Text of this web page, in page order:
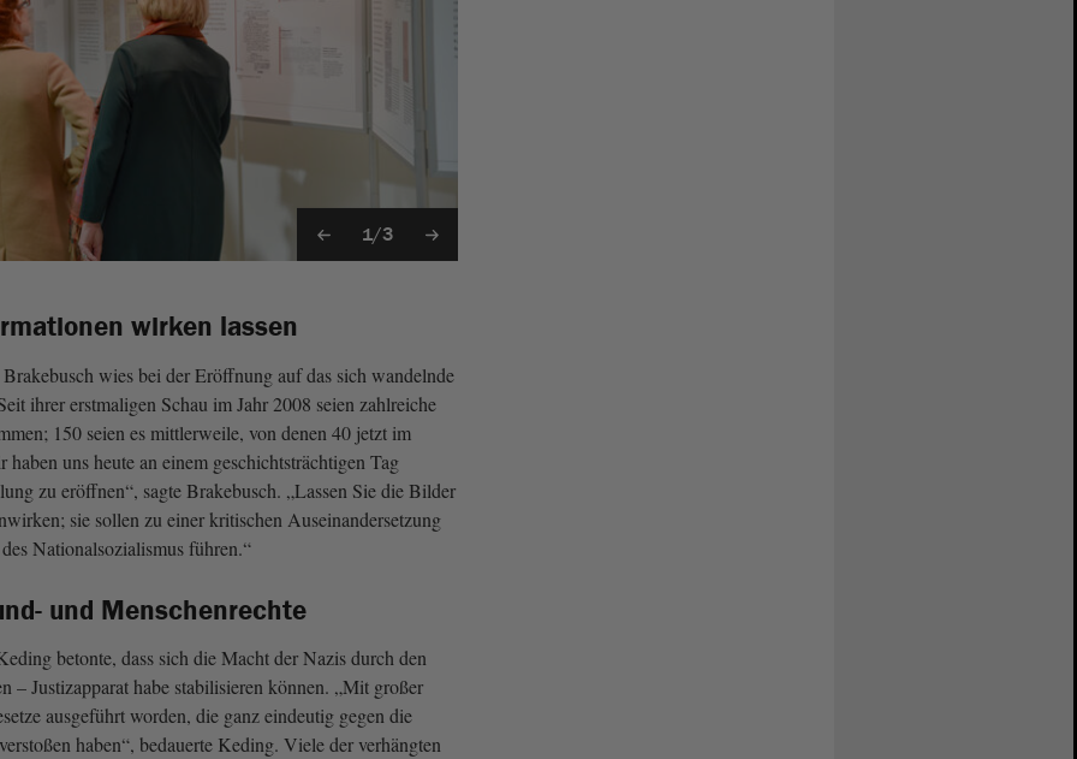
1/3
wirken lassen
wies bei der Eröffnung auf das sich wandelnde
ihrer erstmaligen Schau im Jahr 2008 seien zahlreiche
150 seien es mittlerweile, von denen 40 jetzt im
haben uns heute an einem geschichtsträchtigen Tag
zu eröffnen“, sagte Brakebusch. „Lassen Sie die Bilder
sie sollen zu einer kritischen Auseinandersetzung
Nationalsozialismus führen.“
und Menschenrechte
betonte, dass sich die Macht der Nazis durch den
– Justizapparat habe stabilisieren können. „Mit großer
ausgeführt worden, die ganz eindeutig gegen die
haben“, bedauerte Keding. Viele der verhängten